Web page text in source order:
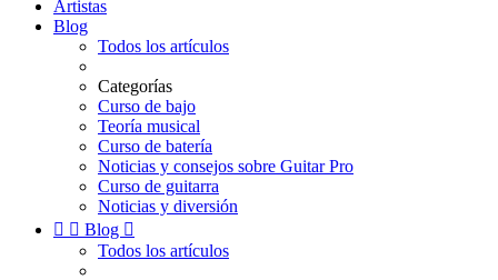
Artistas
Blog
Todos los artículos
Categorías
Curso de bajo
Teoría musical
Curso de batería
Noticias y consejos sobre Guitar Pro
Curso de guitarra
Noticias y diversión
  Blog 
Todos los artículos